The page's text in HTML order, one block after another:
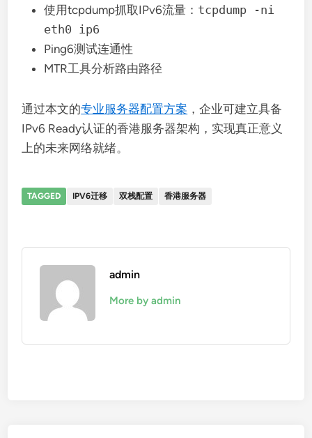
使用tcpdump抓取IPv6流量： tcpdump -ni
eth0 ip6
Ping6测试连通性
MTR工具分析路由路径
通过本文的专业服务器配置方案 ，企业可建立具备
IPv6 Ready认证的香港服务器架构，实现真正意义
上的未来网络就绪。
TAGGED IPV6迁移 双栈配置 香港服务器
admin
More by admin